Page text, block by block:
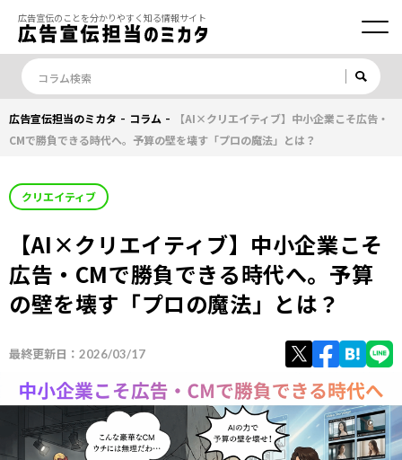
広告宣伝のことを分かりやすく知る情報サイト
広告宣伝担当のミカタ - コラム -
【AI×クリエイティブ】中小企業こそ広告・
CMで勝負できる時代へ。予算の壁を壊す「プロの魔法」とは？
クリエイティブ
【AI×クリエイティブ】中小企業こそ
広告・CMで勝負できる時代へ。予算
の壁を壊す「プロの魔法」とは？
最終更新日： 2026/03/17